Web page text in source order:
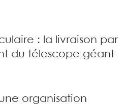
: la livraison par
du télescope géant
organisation